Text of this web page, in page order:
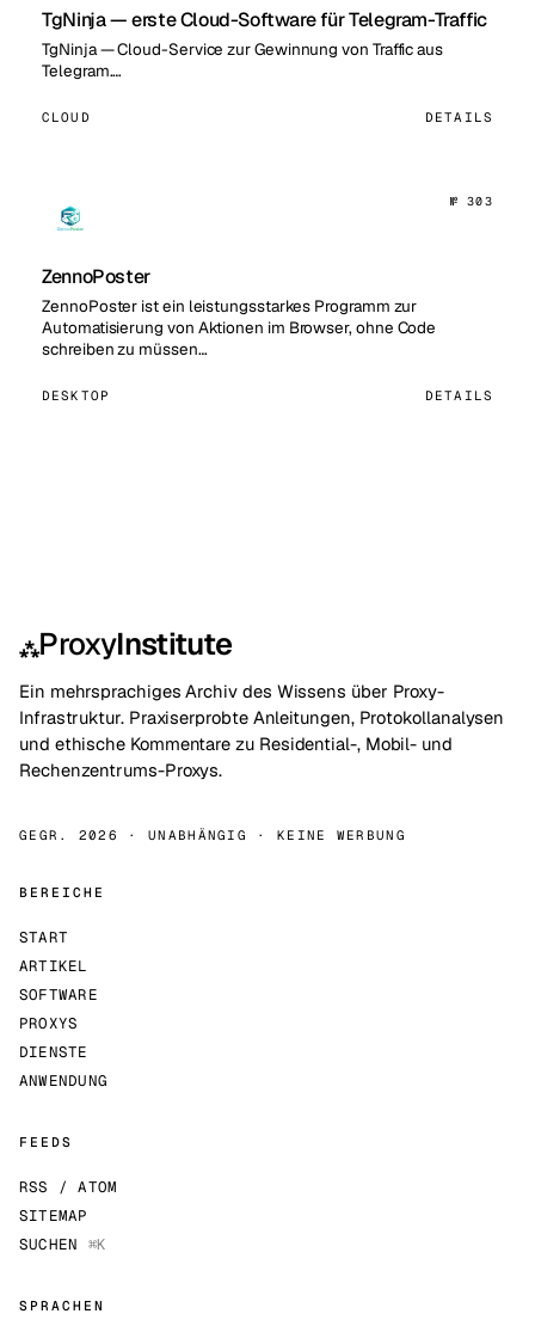
TgNinja — erste Cloud-Software für Telegram-Traffic
TgNinja — Cloud-Service zur Gewinnung von Traffic aus
Telegram.…
CLOUD DETAILS
№ 303
ZennoPoster
ZennoPoster ist ein leistungsstarkes Programm zur
Automatisierung von Aktionen im Browser, ohne Code
schreiben zu müssen…
DESKTOP DETAILS
⁂ProxyInstitute
Ein mehrsprachiges Archiv des Wissens über Proxy-
Infrastruktur. Praxiserprobte Anleitungen, Protokollanalysen
und ethische Kommentare zu Residential-, Mobil- und
Rechenzentrums-Proxys.
GEGR. 2026 · UNABHÄNGIG · KEINE WERBUNG
BEREICHE
START
ARTIKEL
SOFTWARE
PROXYS
DIENSTE
ANWENDUNG
FEEDS
RSS / ATOM
SITEMAP
SUCHEN ⌘K
SPRACHEN